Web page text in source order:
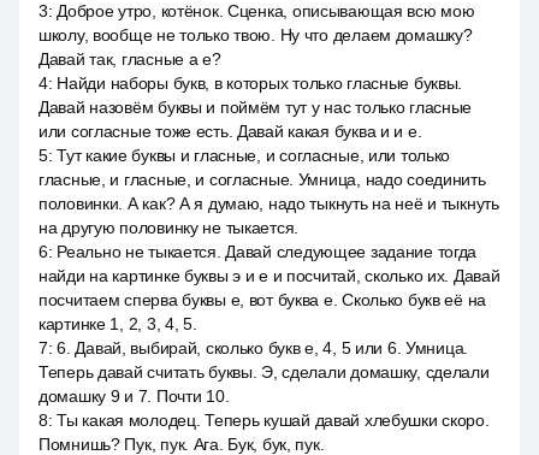
3: Доброе утро, котёнок. Сценка, описывающая всю мою
школу, вообще не только твою. Ну что делаем домашку?
Давай так, гласные a e?
4: Найди наборы букв, в которых только гласные буквы.
Давай назовём буквы и поймём тут у нас только гласные
или согласные тоже есть. Давай какая буква и и е.
5:Тут какие буквы и гласные, и согласные, или только
гласные, и гласные, и согласные. Умница, надо соединить
половинки. А как? А я думаю, надо тыкнуть на неё и тыкнуть
на другую половинку не тыкается.
6: Реально не тыкается. Давай следующее задание тогда
найди на картинке буквы э и е и посчитай, сколько их. Давай
посчитаем сперва буквы е, вот буква е. Сколько букв её на
картинке 1, 2, 3, 4, 5.
7:6. Давай, выбирай, сколько букв е, 4, 5 или 6. Умница.
Теперь давай считать буквы. Э, сделали домашку, сделали
домашку 9 и 7. Почти 10.
8:Ты какая молодец. Теперь кушай давай хлебушки скоро.
Помнишь? Пук, пук. Ага. Бук, бук, пук.